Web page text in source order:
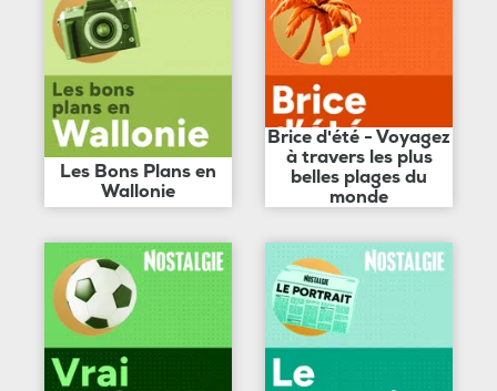
Les Bons Plans en
Wallonie
Brice d'été - Voyagez
à travers les plus
belles plages du
monde